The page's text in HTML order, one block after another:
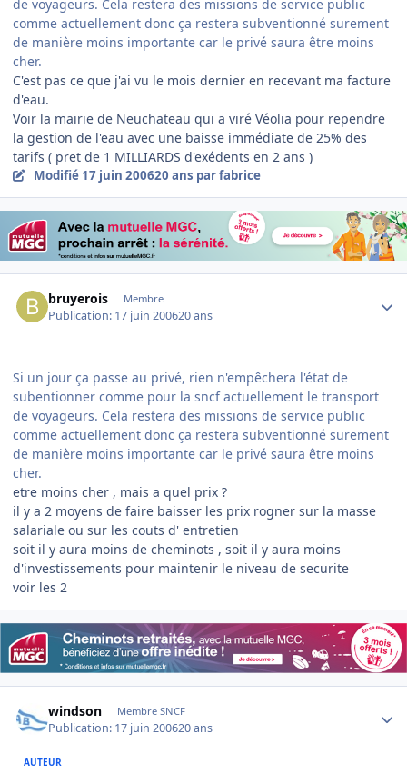
de voyageurs. Cela restera des missions de service public
comme actuellement donc ça restera subventionné surement
de manière moins importante car le privé saura être moins
cher.
C'est pas ce que j'ai vu le mois dernier en recevant ma facture
d'eau.
Voir la mairie de Neuchateau qui a viré Véolia pour rependre
la gestion de l'eau avec une baisse immédiate de 25% des
tarifs ( pret de 1 MILLIARDS d'exédents en 2 ans )
Modifié 17 juin 200620 ans par fabrice
bruyerois Membre
Publication: 17 juin 200620 ans
Si un jour ça passe au privé, rien n'empêchera l'état de
subentionner comme pour la sncf actuellement le transport
de voyageurs. Cela restera des missions de service public
comme actuellement donc ça restera subventionné surement
de manière moins importante car le privé saura être moins
cher.
etre moins cher , mais a quel prix ?
il y a 2 moyens de faire baisser les prix rogner sur la masse
salariale ou sur les couts d' entretien
soit il y aura moins de cheminots , soit il y aura moins
d'investissements pour maintenir le niveau de securite
voir les 2
windson Membre SNCF
Publication: 17 juin 200620 ans
AUTEUR